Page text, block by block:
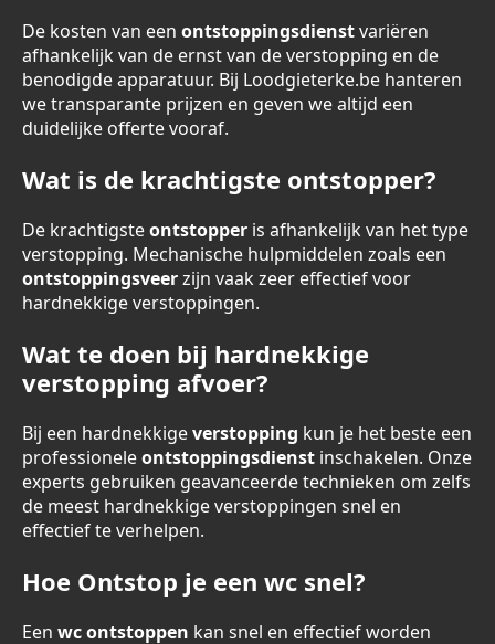
De kosten van een ontstoppingsdienstvariëren
afhankelijk van de ernst van de verstopping en de
benodigde apparatuur. Bij Loodgieterke.be hanteren
we transparante prijzen en geven we altijd een
duidelijke offerte vooraf.
Wat is de krachtigste ontstopper?
De krachtigsteontstopper is afhankelijk van het type
verstopping. Mechanische hulpmiddelen zoals een
ontstoppingsveerzijn vaak zeer effectief voor
hardnekkige verstoppingen.
Wat te doen bij hardnekkige
verstopping afvoer?
Bij een hardnekkigeverstopping kun je het beste een
professioneleontstoppingsdienst inschakelen. Onze
experts gebruiken geavanceerde technieken om zelfs
de meest hardnekkige verstoppingen snel en
effectief te verhelpen.
Hoe Ontstop je een wc snel?
Een wc ontstoppen kan snel en effectief worden